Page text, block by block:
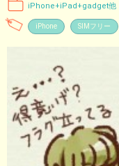
iPhone+iPad+gadget他
iPhone SIMフリー